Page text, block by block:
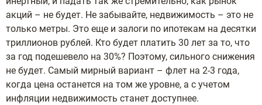
акций – не будет. Не забывайте, недвижимость – это не
только метры. Это еще и залоги по ипотекам на десятки
триллионов рублей. Кто будет платить 30 лет за то, что
за год подешевело на 30%? Поэтому, сильного снижения
не будет. Самый мирный вариант – флет на 2-3 года,
когда цена останется на том же уровне, а с учетом
инфляции недвижимость станет доступнее.